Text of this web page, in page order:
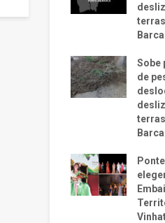
Barca
Sobe
de
Barca